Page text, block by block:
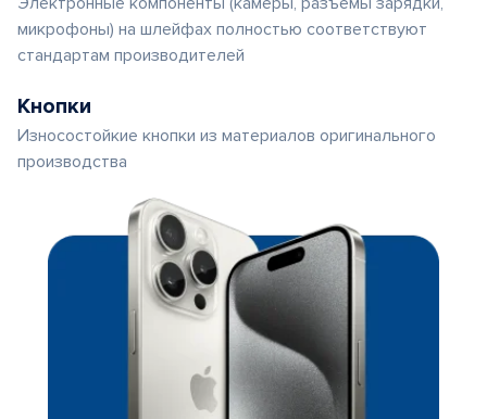
микрофоны) на шлейфах полностью соответствуют
стандартам производителей
Кнопки
Износостойкие кнопки из материалов оригинального
производства